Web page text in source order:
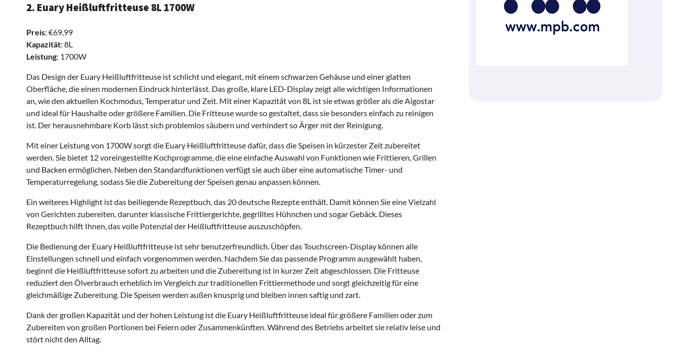
2. Euary Heißluftfritteuse 8L 1700W
Preis: €69,99
Kapazität: 8L
Leistung: 1700W
Das Design der Euary Heißluftfritteuse ist schlicht und elegant, mit einem schwarzen Gehäuse und einer glatten
Oberfläche, die einen modernen Eindruck hinterlässt. Das große, klare LED-Display zeigt alle wichtigen Informationen
an, wie den aktuellen Kochmodus, Temperatur und Zeit. Mit einer Kapazität von 8L ist sie etwas größer als die Aigostar
und ideal für Haushalte oder größere Familien. Die Fritteuse wurde so gestaltet, dass sie besonders einfach zu reinigen
ist. Der herausnehmbare Korb lässt sich problemlos säubern und verhindert so Ärger mit der Reinigung.
Mit einer Leistung von 1700W sorgt die Euary Heißluftfritteuse dafür, dass die Speisen in kürzester Zeit zubereitet
werden. Sie bietet 12 voreingestellte Kochprogramme, die eine einfache Auswahl von Funktionen wie Frittieren, Grillen
und Backen ermöglichen. Neben den Standardfunktionen verfügt sie auch über eine automatische Timer- und
Temperaturregelung, sodass Sie die Zubereitung der Speisen genau anpassen können.
Ein weiteres Highlight ist das beiliegende Rezeptbuch, das 20 deutsche Rezepte enthält. Damit können Sie eine Vielzahl
von Gerichten zubereiten, darunter klassische Frittiergerichte, gegrilltes Hühnchen und sogar Gebäck. Dieses
Rezeptbuch hilft Ihnen, das volle Potenzial der Heißluftfritteuse auszuschöpfen.
Die Bedienung der Euary Heißluftfritteuse ist sehr benutzerfreundlich. Über das Touchscreen-Display können alle
Einstellungen schnell und einfach vorgenommen werden. Nachdem Sie das passende Programm ausgewählt haben,
beginnt die Heißluftfritteuse sofort zu arbeiten und die Zubereitung ist in kurzer Zeit abgeschlossen. Die Fritteuse
reduziert den Ölverbrauch erheblich im Vergleich zur traditionellen Frittiermethode und sorgt gleichzeitig für eine
gleichmäßige Zubereitung. Die Speisen werden außen knusprig und bleiben innen saftig und zart.
Dank der großen Kapazität und der hohen Leistung ist die Euary Heißluftfritteuse ideal für größere Familien oder zum
Zubereiten von großen Portionen bei Feiern oder Zusammenkünften. Während des Betriebs arbeitet sie relativ leise und
stört nicht den Alltag.